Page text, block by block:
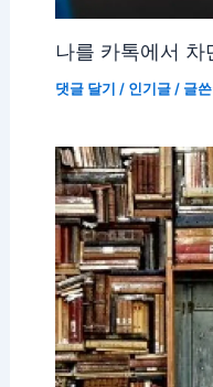
나를 카톡에서
댓글 달기 / 인기글/ 글쓴